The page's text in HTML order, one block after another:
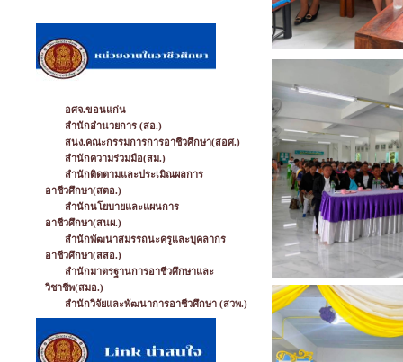
อศจ.ขอนแก่น
สำนักอำนวยการ (สอ.)
สนง.คณะกรรมการการอาชีวศึกษา(สอศ.)
สำนักความร่วมมือ(สม.)
สำนักติดตามและประเมิณผลการ
อาชีวศึกษา(สตอ.)
สำนักนโยบายและแผนการ
อาชีวศึกษา(สนผ.)
สำนักพัฒนาสมรรถนะครูและบุคลากร
อาชีวศึกษา(สสอ.)
สำนักมาตรฐานการอาชีวศึกษาและ
วิชาชีพ(สมอ.)
สำนักวิจัยและพัฒนาการอาชีวศึกษา (สวพ.)